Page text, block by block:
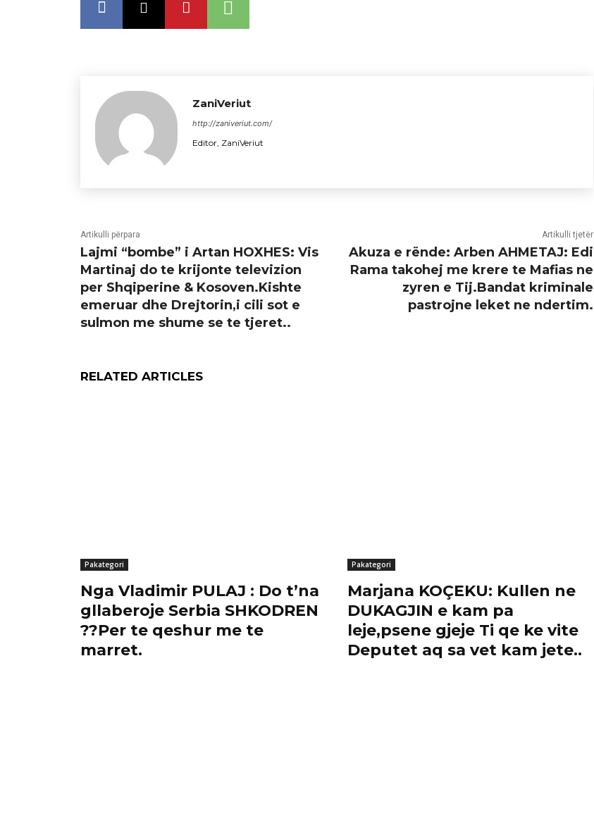
ZaniVeriut
http://zaniveriut.com/
Editor, ZaniVeriut
Artikulli përpara
Lajmi “bombe” i Artan HOXHES: Vis
Martinaj do te krijonte televizion
per Shqiperine & Kosoven.Kishte
emeruar dhe Drejtorin,i cili sot e
sulmon me shume se te tjeret..
Artikulli tjetër
Akuza e rënde: Arben AHMETAJ: Edi
Rama takohej me krere te Mafias ne
zyren e Tij.Bandat kriminale
pastrojne leket ne ndertim.
RELATED ARTICLES
Pakategori
Nga Vladimir PULAJ : Do t’na
gllaberoje Serbia SHKODREN
??Per te qeshur me te
marret.
Pakategori
Marjana KOÇEKU: Kullen ne
DUKAGJIN e kam pa
leje,psene gjeje Ti qe ke vite
Deputet aq sa vet kam jete..